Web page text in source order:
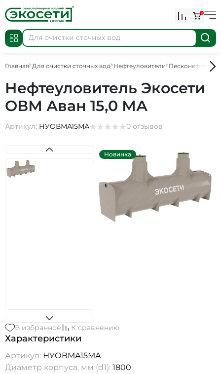
0
Главная Для очистки сточных вод Нефтеуловители
Нефтеуловитель Экосети
ОВМ Аван 15,0 МА
Артикул: НУОВМА15МА 0 отзывов
Новинка
В избранное К сравнению
Характеристики
Артикул: НУОВМА15МА
Диаметр корпуса, мм (d1): 1800